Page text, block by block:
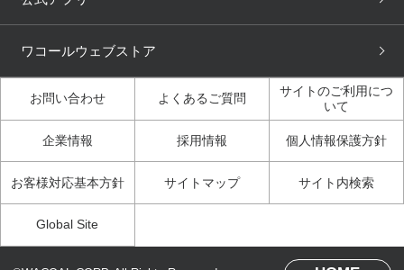
大人の工場見学inベトナム
人間科学研究開発センター見
学
ガイド（マンガ）
3Dボディスキャン体験（マ
ワコールウェブストア
お問い合わせ よくあるご質問
サイトのご利用につ
いて
企業情報 採用情報 個人情報保護方針
お客様対応基本方針 サイトマップ サイト内検索
Global Site